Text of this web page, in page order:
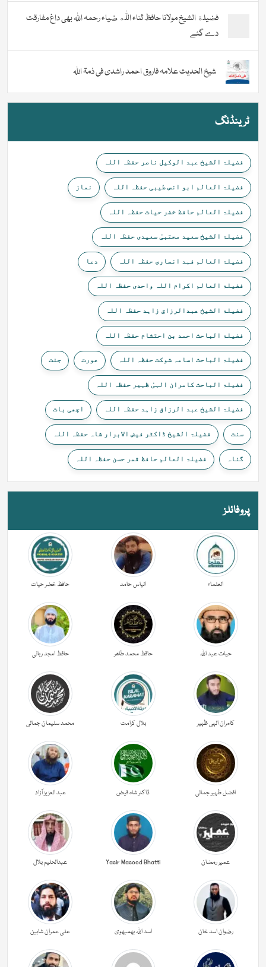
فضیلة الشيخ مولانا حافظ ثناء اللّٰه ضیاء رحمہ اللہ بھی داغ مفارقت
دے گئے
شیخ الحدیث علامہ فاروق احمد راشدی فی ذمۃ اللہ
ٹرینڈنگ
فضیلۃ الشیخ عبد الوکیل ناصر حفظہ اللہ
فضیلۃ العالم ابو انس طیبی حفظہ اللہ نماز
فضیلۃ العالم حافظ خضر حیات حفظہ اللہ
فضیلۃ الشیخ سعید مجتبیٰ سعیدی حفظہ اللہ
فضیلۃ العالم فہد انصاری حفظہ اللہ دعا
فضیلۃ العالم اکرام اللہ واحدی حفظہ اللہ
فضیلۃ الشیخ عبدالرزاق زاہد حفظہ اللہ
فضیلۃ الباحث احمد بن احتشام حفظہ اللہ
فضیلۃ الباحث اسامہ شوکت حفظہ اللہ عورت جنت
فضیلۃ الباحث کامران الہیٰ ظہیر حفظہ اللہ
فضیلۃ الشیخ عبد الرزاق زاہد حفظہ اللہ اچھی بات
سنت فضیلۃ الشیخ ڈاکٹر فیض الابرار شاہ حفظہ اللہ
گناہ فضیلۃ العالم حافظ قمر حسن حفظہ اللہ
پروفائلز
العلماء الیاس حامد حافظ خضر حیات
حیات عبد اللہ حافظ محمد طاھر حافظ امجد ربانی
کامران الہی ظہیر بلال کرامت محمد سلیمان جمالی
افضل ظہیر جمالی ڈاکٹر شاہ فیض عبد العزیز آزاد
عمیر رمضان Yasir Masood Bhatti عبدالحليم بلال
رضوان اسد خان اسد اللہ بھمبھوی علی عمران شاہین